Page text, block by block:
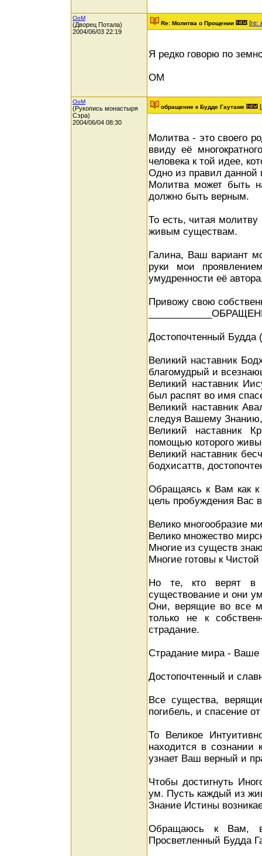
OoM
(Дворец Потала)
2004/06/03 22:19
Re: Молитва о Прощении [re:
Я редко говорю по
ОМ
OoM
(Рукопись монастыря
Сэра)
2004/06/04 08:30
обращение к Будде Гаутаме [
Молитва - это своего
ввиду её
человека к той идее,
Одно из правил данной
Молитва может быть
должно быть верным.
То есть, читая молитву
живым существам.
Галина, Ваш вариант
руки мои
умудренности её
Привожу свою
Достопочтенный Будда
Великий наставник
благомудрый и
Великий наставник
был распят во имя
Великий наставник
следуя Вашему
Великий наставник
помощью которого
Великий наставник
бодхисаттв,
Обращаясь к Вам как
цель пробуждения Вас
Велико многообразие
Велико множество
Многие из существ
Многие готовы к
Но те, кто верят в
существование и они
Они, верящие во все
только не к
страдание.
Страдание мира - Ваше
Достопочтенный и
Все существа,
погибель, и спасение
То Великое
находится в сознании
узнает Ваш верный и
Чтобы достигнуть
ум. Пусть каждый из
Знание Истины
Обращаюсь к Вам,
Просветленный Будда